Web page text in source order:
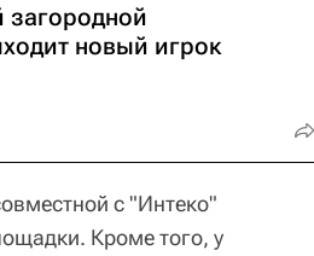
загородной
новый игрок
с "Интеко"
Кроме того, у